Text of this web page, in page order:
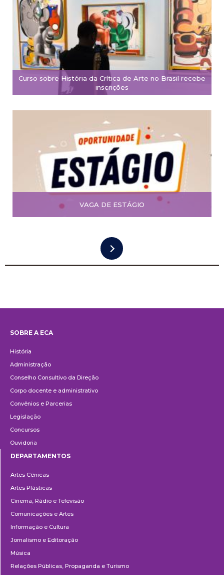
Curso sobre História da Crítica de Arte no Brasil recebe
inscrições
VAGA DE ESTÁGIO
SOBRE A ECA
História
Administração
Conselho Consultivo da Direção
Corpo docente e administrativo
Convênios e Parcerias
Legislação
Concursos
Ouvidoria
DEPARTAMENTOS
Artes Cênicas
Artes Plásticas
Cinema, Rádio e Televisão
Comunicações e Artes
Informação e Cultura
Jornalismo e Editoração
Música
Relações Públicas, Propaganda e Turismo